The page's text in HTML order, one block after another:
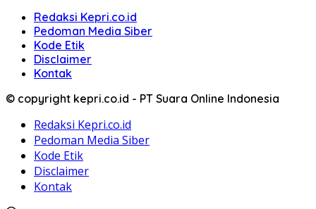
Redaksi Kepri.co.id
Pedoman Media Siber
Kode Etik
Disclaimer
Kontak
© copyright kepri.co.id - PT Suara Online Indonesia
Redaksi Kepri.co.id
Pedoman Media Siber
Kode Etik
Disclaimer
Kontak